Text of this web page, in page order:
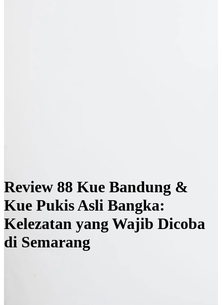
Review 88 Kue Bandung &
Kue Pukis Asli Bangka:
Kelezatan yang Wajib Dicoba
di Semarang